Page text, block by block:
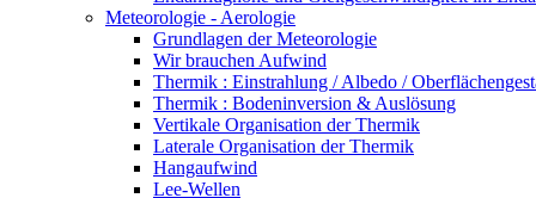
Meteorologie - Aerologie
Grundlagen der Meteorologie
Wir brauchen Aufwind
Thermik : Einstrahlung / Albedo /
Thermik : Bodeninversion & Auslösung
Vertikale Organisation der Thermik
Laterale Organisation der Thermik
Hangaufwind
Lee-Wellen